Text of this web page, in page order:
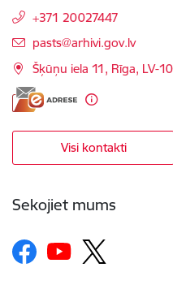
+371 20027447
E-pasts:
pasts@arhivi.gov.lv
Šķūņu iela 11, Rīga, LV-
Visi kontakti
Sekojiet mums